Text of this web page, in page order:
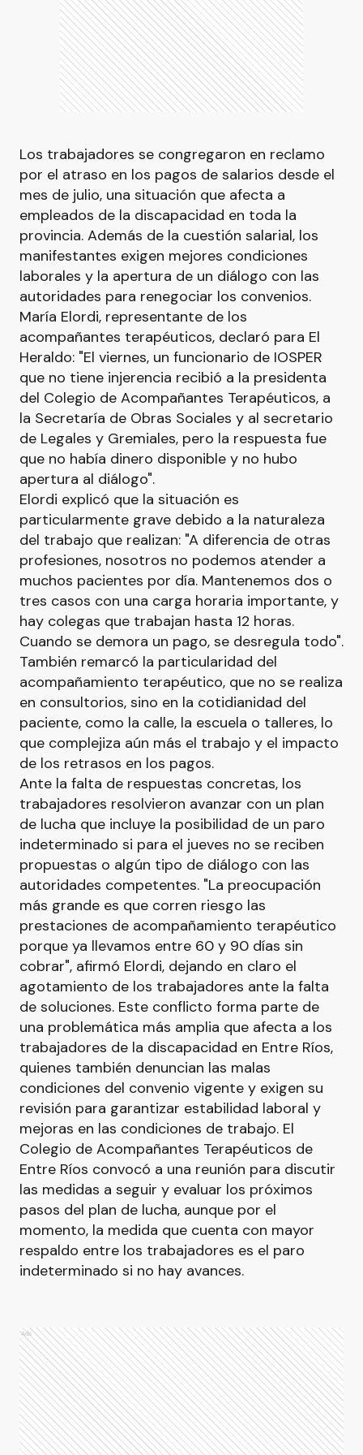
Los trabajadores se congregaron en reclamo
por el atraso en los pagos de salarios desde el
mes de julio, una situación que afecta a
empleados de la discapacidad en toda la
provincia. Además de la cuestión salarial, los
manifestantes exigen mejores condiciones
laborales y la apertura de un diálogo con las
autoridades para renegociar los convenios.
María Elordi, representante de los
acompañantes terapéuticos, declaró para El
Heraldo: "El viernes, un funcionario de IOSPER
que no tiene injerencia recibió a la presidenta
del Colegio de Acompañantes Terapéuticos, a
la Secretaría de Obras Sociales y al secretario
de Legales y Gremiales, pero la respuesta fue
que no había dinero disponible y no hubo
apertura al diálogo".
Elordi explicó que la situación es
particularmente grave debido a la naturaleza
del trabajo que realizan: "A diferencia de otras
profesiones, nosotros no podemos atender a
muchos pacientes por día. Mantenemos dos o
tres casos con una carga horaria importante, y
hay colegas que trabajan hasta 12 horas.
Cuando se demora un pago, se desregula todo".
También remarcó la particularidad del
acompañamiento terapéutico, que no se realiza
en consultorios, sino en la cotidianidad del
paciente, como la calle, la escuela o talleres, lo
que complejiza aún más el trabajo y el impacto
de los retrasos en los pagos.
Ante la falta de respuestas concretas, los
trabajadores resolvieron avanzar con un plan
de lucha que incluye la posibilidad de un paro
indeterminado si para el jueves no se reciben
propuestas o algún tipo de diálogo con las
autoridades competentes. "La preocupación
más grande es que corren riesgo las
prestaciones de acompañamiento terapéutico
porque ya llevamos entre 60 y 90 días sin
cobrar", afirmó Elordi, dejando en claro el
agotamiento de los trabajadores ante la falta
de soluciones. Este conflicto forma parte de
una problemática más amplia que afecta a los
trabajadores de la discapacidad en Entre Ríos,
quienes también denuncian las malas
condiciones del convenio vigente y exigen su
revisión para garantizar estabilidad laboral y
mejoras en las condiciones de trabajo. El
Colegio de Acompañantes Terapéuticos de
Entre Ríos convocó a una reunión para discutir
las medidas a seguir y evaluar los próximos
pasos del plan de lucha, aunque por el
momento, la medida que cuenta con mayor
respaldo entre los trabajadores es el paro
indeterminado si no hay avances.
Ads